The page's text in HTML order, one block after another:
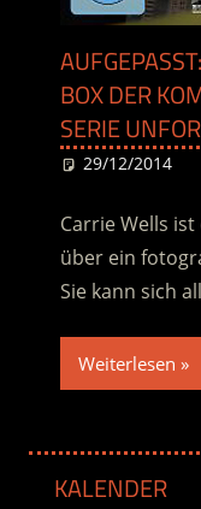
BOX DER
SERIE
29/12/2014
Carrie Wells
über ein
Sie kann sich
Weiterlesen
KALENDER